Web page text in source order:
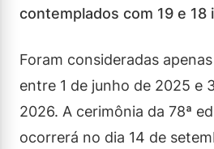
contemplados com 19 e 18
Foram consideradas
entre 1 de junho de 2025 e
2026. A cerimônia da 78ª
ocorrerá no dia 14 de